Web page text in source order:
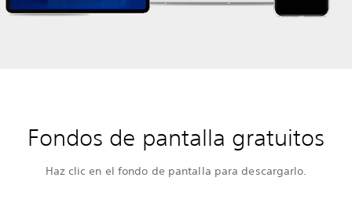
Fondos de pantalla gratuitos
Haz clic en el fondo de pantalla para descargarlo.